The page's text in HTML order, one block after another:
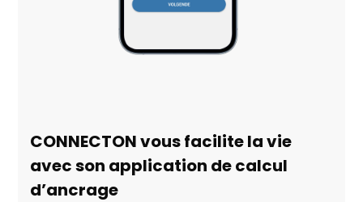
CONNECTON vous facilite la vie
avec son application de calcul
d’ancrage